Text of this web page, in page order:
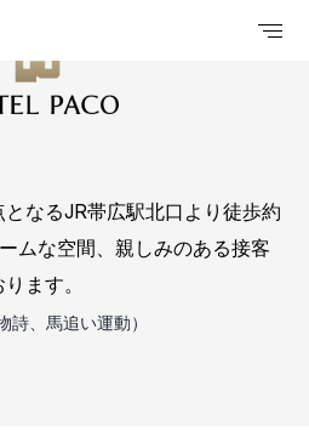
なるJR帯広駅北口より徒歩約
ムな空間、親しみのある接客
ます。
詩、馬追い運動）